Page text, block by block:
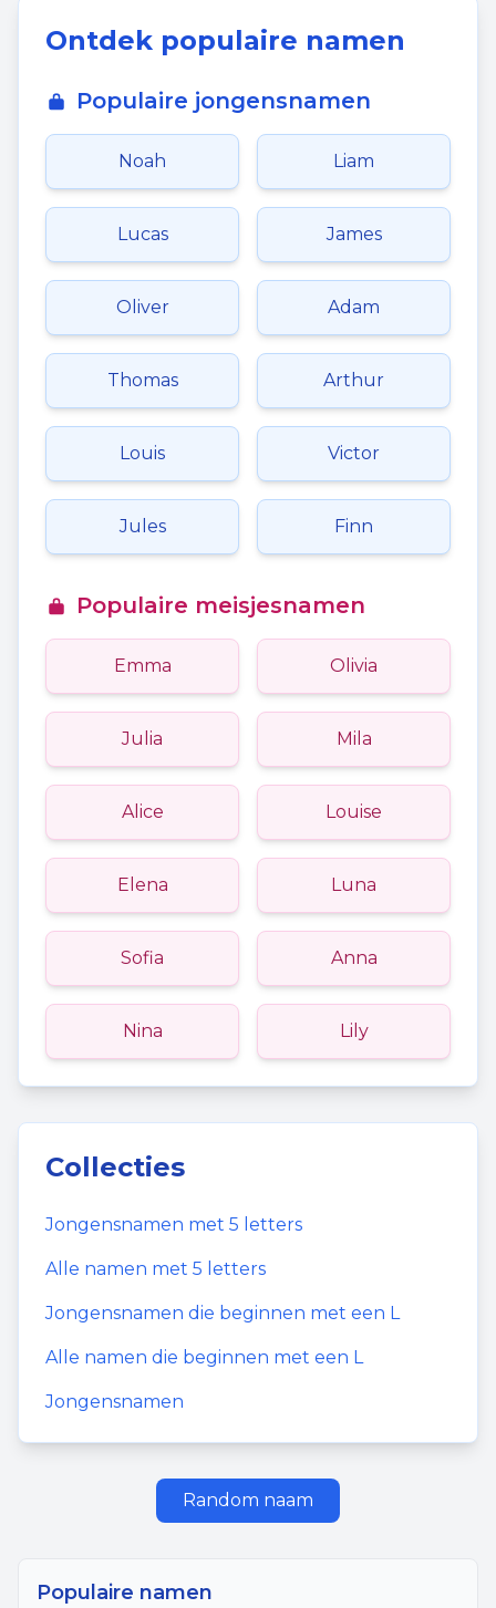
Ontdek populaire namen
Populaire jongensnamen
Noah Liam
Lucas James
Oliver Adam
Thomas Arthur
Louis Victor
Jules Finn
Populaire meisjesnamen
Emma Olivia
Julia Mila
Alice Louise
Elena Luna
Sofia Anna
Nina Lily
Collecties
Jongensnamen met 5 letters
Alle namen met 5 letters
Jongensnamen die beginnen met een L
Alle namen die beginnen met een L
Jongensnamen
Random naam
Populaire namen